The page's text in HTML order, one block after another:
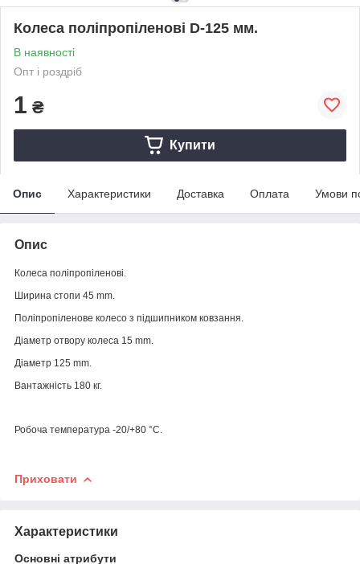
Колеса поліпропіленові D-125 мм.
В наявності
Опт і роздріб
1 ₴
Купити
Опис Характеристики Доставка Оплата Умови
Опис
Колеса поліпропіленові.
Ширина стопи 45 mm.
Поліпропіленове колесо з підшипником ковзання.
Діаметр отвору колеса 15 mm.
Діаметр 125 mm.
Вантажність 180 кг.
Робоча температура -20/+80 °C.
Приховати
Характеристики
Основні атрибути